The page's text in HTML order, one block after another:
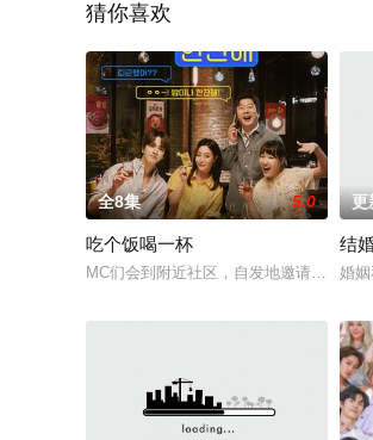
猜你喜欢
全8集 5.0
吃个饭喝一杯
MC们会到附近社区，自发地邀请居住在
更
结
婚